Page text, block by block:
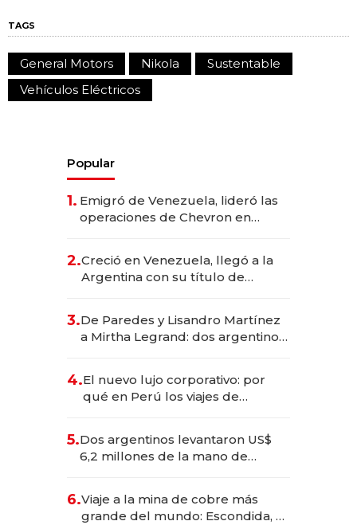
TAGS
General Motors Nikola
Sustentable
Vehículos Eléctricos
Popular
1. Emigró de Venezuela, lideró las
operaciones de Chevron en
2.Creció en Venezuela, llegó a la
Argentina con su título de
las marcas "fast premium"
3.De Paredes y Lisandro Martínez
a Mirtha Legrand: dos argentinos
4.El nuevo lujo corporativo: por
qué en Perú los viajes de
para convertirse en experiencias
transformadoras
5.Dos argentinos levantaron US$
6,2 millones de la mano de
6.Viaje a la mina de cobre más
grande del mundo: Escondida, el